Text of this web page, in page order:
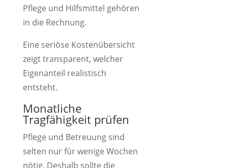
Pflege und Hilfsmittel gehören
in die Rechnung.
Eine seriöse Kostenübersicht
zeigt transparent, welcher
Eigenanteil realistisch
entsteht.
Monatliche
Tragfähigkeit prüfen
Pflege und Betreuung sind
selten nur für wenige Wochen
nötig. Deshalb sollte die